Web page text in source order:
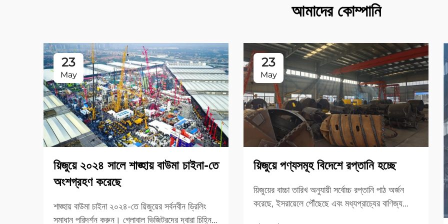
আমাদের কোম্পানি
23
May
য়িজুয়ে ২০২৪ সালে শাঙ্হায় বাউমা চাইনা-তে
অংশগ্রহণ করেছে
শাঙ্হায় বাউমা চাইনা ২০২৪-তে য়িজুয়ের সর্বনবীন ড্রিলিং
সমাধান পরিদর্শন করুন। গ্লোবাল ভিজিটরদের দ্বারা চিহ্নিত
23
May
য়িজুয়ে পণ্যসমূহ বিদেশে রপ্তানি হচ্ছে
য়িজুয়ের বাচ্চা তারিখ অনুযায়ী সর্বোচ্চ রপ্তানি পাঠ অর্জন
করেছে, ইসরায়েলে পৌঁছেছে এবং মধ্যপ্রাচ্যের বাণিজ্য